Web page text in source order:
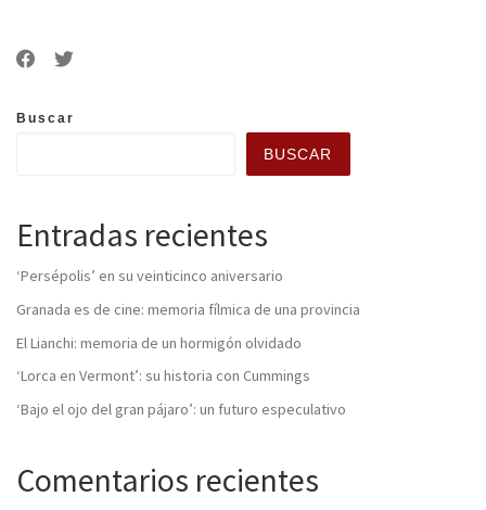
Buscar
BUSCAR
Entradas recientes
‘Persépolis’ en su veinticinco aniversario
Granada es de cine: memoria fílmica de una provincia
El Lianchi: memoria de un hormigón olvidado
‘Lorca en Vermont’: su historia con Cummings
‘Bajo el ojo del gran pájaro’: un futuro especulativo
Comentarios recientes